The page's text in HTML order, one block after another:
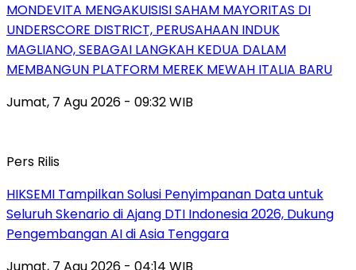
MONDEVITA MENGAKUISISI SAHAM MAYORITAS DI
UNDERSCORE DISTRICT, PERUSAHAAN INDUK
MAGLIANO, SEBAGAI LANGKAH KEDUA DALAM
MEMBANGUN PLATFORM MEREK MEWAH ITALIA BARU
Jumat, 7 Agu 2026 - 09:32 WIB
Pers Rilis
HIKSEMI Tampilkan Solusi Penyimpanan Data untuk
Seluruh Skenario di Ajang DTI Indonesia 2026, Dukung
Pengembangan AI di Asia Tenggara